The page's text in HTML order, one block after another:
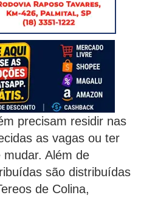
precisam residir nas
as vagas ou ter
mudar. Além de
são distribuídas
de Colina,